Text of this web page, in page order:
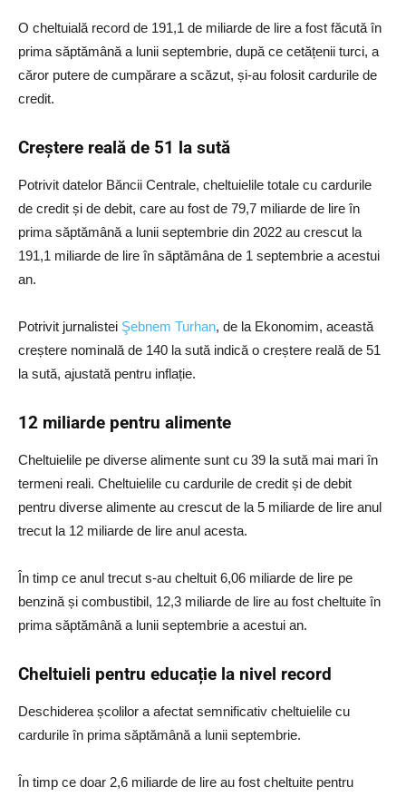
O cheltuială record de 191,1 de miliarde de lire a fost făcută în
prima săptămână a lunii septembrie, după ce cetățenii turci, a
căror putere de cumpărare a scăzut, și-au folosit cardurile de
credit.
Creștere reală de 51 la sută
Potrivit datelor Băncii Centrale, cheltuielile totale cu cardurile
de credit și de debit, care au fost de 79,7 miliarde de lire în
prima săptămână a lunii septembrie din 2022 au crescut la
191,1 miliarde de lire în săptămâna de 1 septembrie a acestui
an.
Potrivit jurnalistei Şebnem Turhan, de la Ekonomim, această
creștere nominală de 140 la sută indică o creștere reală de 51
la sută, ajustată pentru inflație.
12 miliarde pentru alimente
Cheltuielile pe diverse alimente sunt cu 39 la sută mai mari în
termeni reali. Cheltuielile cu cardurile de credit și de debit
pentru diverse alimente au crescut de la 5 miliarde de lire anul
trecut la 12 miliarde de lire anul acesta.
În timp ce anul trecut s-au cheltuit 6,06 miliarde de lire pe
benzină și combustibil, 12,3 miliarde de lire au fost cheltuite în
prima săptămână a lunii septembrie a acestui an.
Cheltuieli pentru educație la nivel record
Deschiderea școlilor a afectat semnificativ cheltuielile cu
cardurile în prima săptămână a lunii septembrie.
În timp ce doar 2,6 miliarde de lire au fost cheltuite pentru